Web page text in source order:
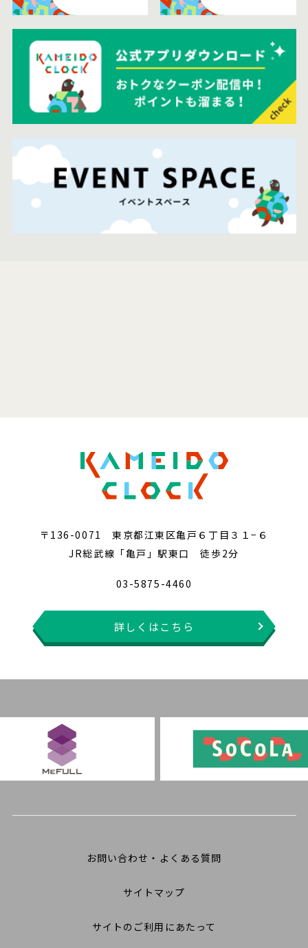
〒136-0071 東京都江東区亀戸６丁目３１−６
JR総武線「亀戸」駅東口 徒歩2分
03-5875-4460
詳しくはこちら
お問い合わせ・よくある質問
サイトマップ
サイトのご利用にあたって